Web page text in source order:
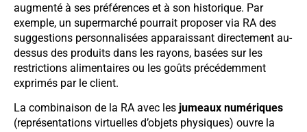
augmenté à ses préférences et à son historique. Par
exemple, un supermarché pourrait proposer via RA des
suggestions personnalisées apparaissant directement au-
dessus des produits dans les rayons, basées sur les
restrictions alimentaires ou les goûts précédemment
exprimés par le client.
La combinaison de la RA avec les jumeaux numériques
(représentations virtuelles d’objets physiques) ouvre la